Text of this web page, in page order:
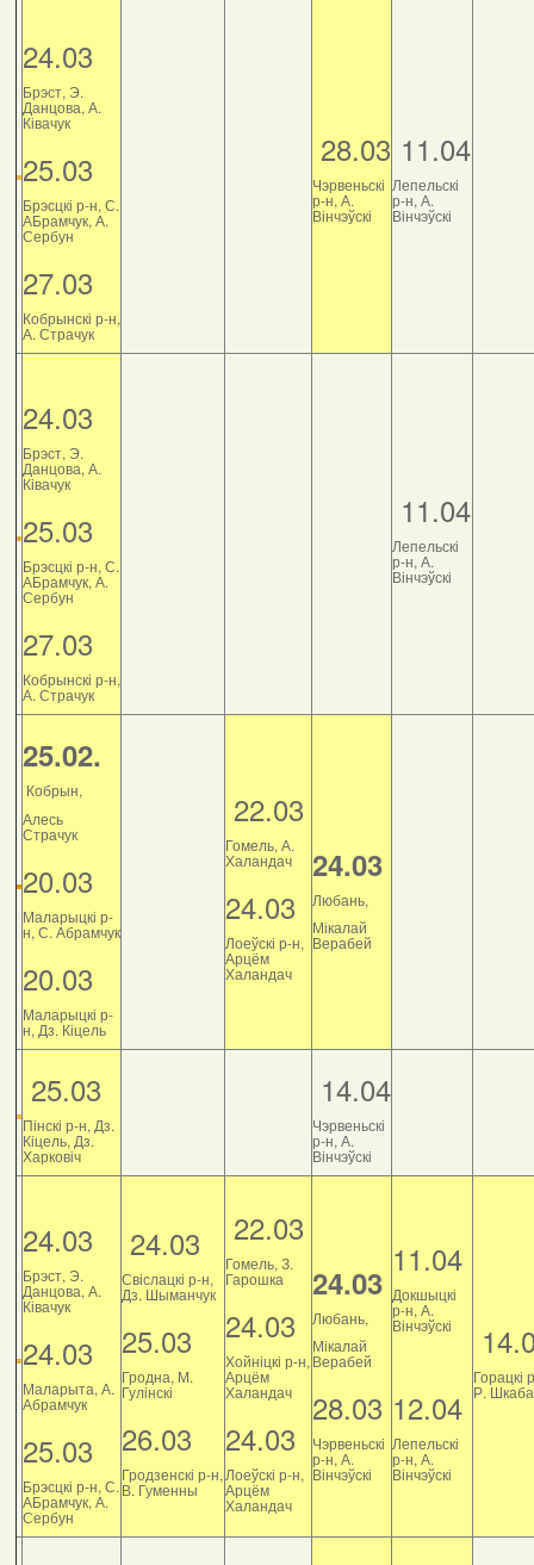
24.03
Брэст, Э.
Данцова, А.
Ківачук
25.03
Брэсцкі р-н, С.
АБрамчук, А.
Сербун
27.03
Кобрынскі р-н,
А. Страчук
28.03
Чэрвеньскі
р-н, А.
Вінчэўскі
11.04
Лепельскі
р-н, А.
Вінчэўскі
24.03
Брэст, Э.
Данцова, А.
Ківачук
25.03
Брэсцкі р-н, С.
АБрамчук, А.
Сербун
27.03
Кобрынскі р-н,
А. Страчук
11.04
Лепельскі
р-н, А.
Вінчэўскі
25.02.
Кобрын,
Алесь
Страчук
20.03
Маларыцкі р-
н, С. Абрамчук
20.03
Маларыцкі р-
н, Дз. Кіцель
22.03
Гомель, А.
Халандач
24.03
Лоеўскі р-н,
Арцём
Халандач
24.03
Любань,
Мікалай
Верабей
25.03
Пінскі р-н, Дз.
Кіцель, Дз.
Харковіч
14.04
Чэрвеньскі
р-н, А.
Вінчэўскі
24.03
Брэст, Э.
Данцова, А.
Ківачук
24.03
Маларыта, А.
Абрамчук
25.03
Брэсцкі р-н, С.
АБрамчук, А.
Сербун
24.03
Свіслацкі р-н,
Дз. Шыманчук
25.03
Гродна, М.
Гулінскі
26.03
Гродзенскі р-н,
В. Гуменны
22.03
Гомель, З.
Гарошка
24.03
Хойніцкі р-н,
Арцём
Халандач
24.03
Лоеўскі р-н,
Арцём
Халандач
24.03
Любань,
Мікалай
Верабей
28.03
Чэрвеньскі
р-н, А.
Вінчэўскі
11.04
Докшыцкі
р-н, А.
Вінчэўскі
12.04
Лепельскі
р-н, А.
Вінчэўскі
Горацкі
Р.